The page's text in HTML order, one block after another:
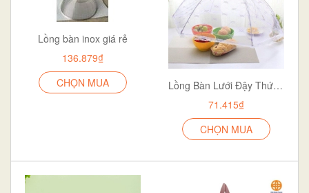
Lồng bàn inox giá rẻ
136.879₫
CHỌN MUA
Lồng Bàn Lưới Đậy Thức Ăn Về Các Màu
71.415₫
CHỌN MUA